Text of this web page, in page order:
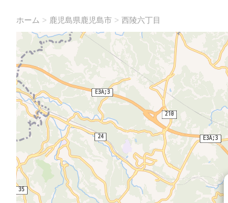
ホーム > 鹿児島県鹿児島市> 西陵六丁目